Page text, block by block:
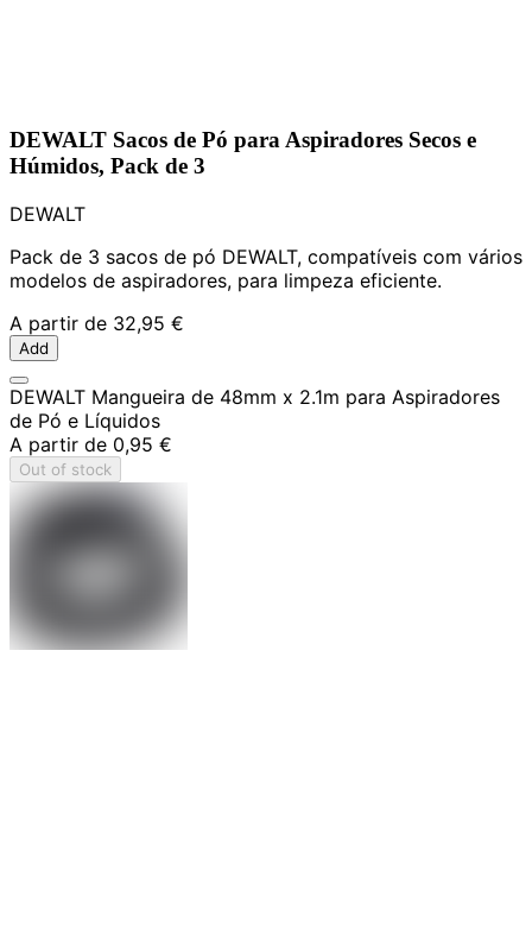
DEWALT Sacos de Pó para Aspiradores Secos e
Húmidos, Pack de 3
DEWALT
Pack de 3 sacos de pó DEWALT, compatíveis com vários
modelos de aspiradores, para limpeza eficiente.
A partir de 32,95 €
Add
DEWALT Mangueira de 48mm x 2.1m para Aspiradores
de Pó e Líquidos
A partir de 0,95 €
Out of stock